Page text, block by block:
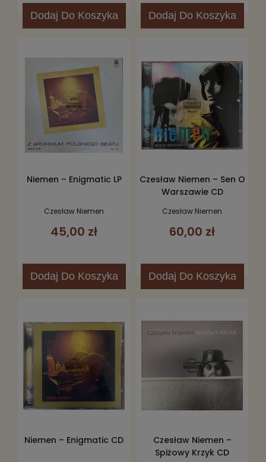
Dodaj Do Koszyka Dodaj Do Koszyka
Niemen – Enigmatic LP
Czesław Niemen
45,00 zł
Dodaj Do Koszyka
Czesław Niemen – Sen O
Warszawie CD
Czesław Niemen
60,00 zł
Dodaj Do Koszyka
Niemen – Enigmatic CD
Czesław Niemen –
Spiżowy Krzyk CD